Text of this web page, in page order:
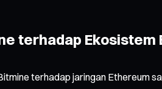
terhadap Ekosistem
terhadap jaringan Ethereum